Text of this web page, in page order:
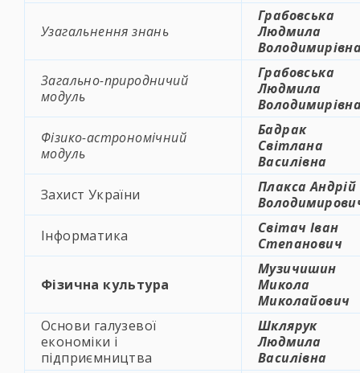
Узагальнення знань
Грабовська
Людмила
Загально-природничий
модуль
Грабовська
Людмила
Фізико-астрономічний
модуль
Бадрак
Світлана
Василівна
Захист України
Плакса Андрій
Інформатика
Світач Іван
Степанович
Фізична культура
Музичишин
Микола
Миколайович
Основи галузевої
економіки і
підприємництва
Шклярук
Людмила
Василівна